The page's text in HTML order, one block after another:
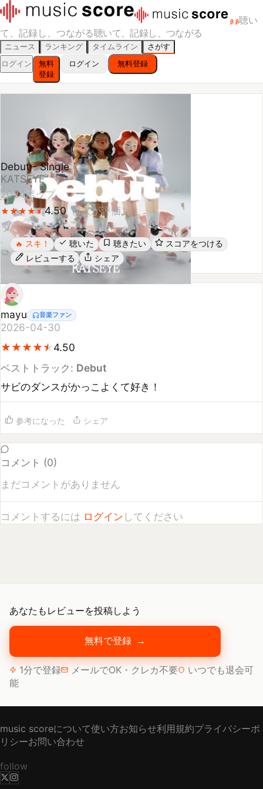
β β聴い
て、記録し、つながる聴いて、記録し、つながる
ニュース ランキング タイムライン
さがす
ログイン
無料
登録
ログイン 無料登録
Debut - Single
KATSEYE
2024ポップ
★
★★
★★
★★
★★
★4.50 （1人が評価）
🔥スキ！ 聴いた 聴きたい
スコアをつける
レビューする
シェア
mayu
2026-04-30
★
★★
★★
★★
★★
★4.50
ベストトラック:
参考になった シェア
コメント (0
まだコメントがありません
コメントするにはログイン してください
あなたもレビューを投稿しよう
無料で登録 →
1分で登録 メールでOK・クレカ不要
いつでも退会可
能
music scoreについて使い方お知らせ利用規約プライバシーポ
リシーお問い合わせ
follow